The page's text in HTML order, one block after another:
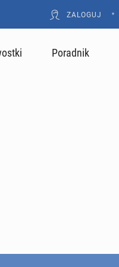
ZALOGUJ •
Poradnik